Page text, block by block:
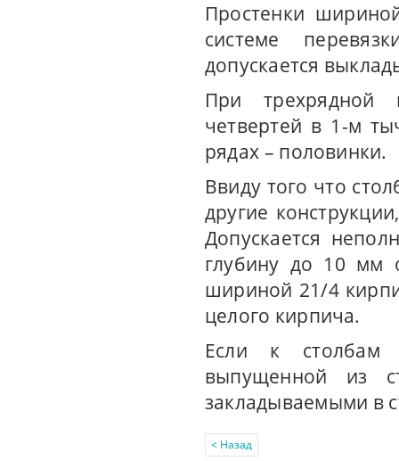
Простенки
системе
допускается
При трехрядной
четвертей в 1-м
рядах – половинки.
Ввиду того что
другие
Допускается
глубину до 10 мм
шириной 21/4
целого кирпича.
Если к столбам
выпущенной из
закладываемыми в
< Назад